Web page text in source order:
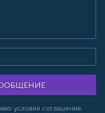
условия соглашения.